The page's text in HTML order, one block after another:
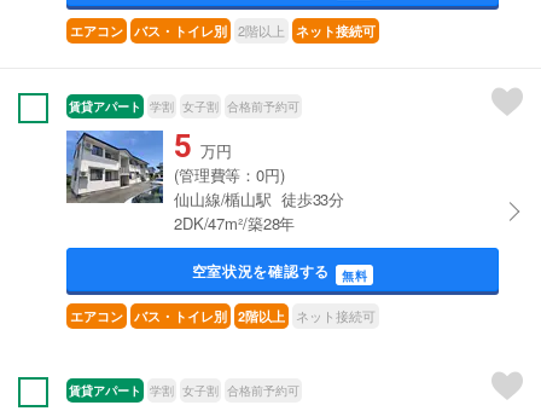
エアコン バス・トイレ別 2階以上 ネット接続可
賃貸アパート 学割 女子割 合格前予約可
5 万円
(管理費等：0円)
仙山線/楯山駅 徒歩33分
2DK/47m²/築28年
空室状況を確認する 無料
エアコン バス・トイレ別 2階以上 ネット接続可
賃貸アパート 学割 女子割 合格前予約可